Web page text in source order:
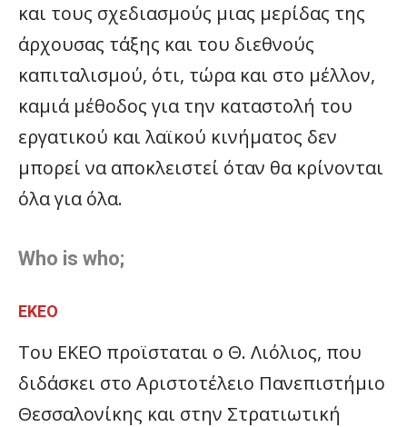
και τους σχεδιασμούς μιας μερίδας της
άρχουσας τάξης και του διεθνούς
καπιταλισμού, ότι, τώρα και στο μέλλον,
καμιά μέθοδος για την καταστολή του
εργατικού και λαϊκού κινήματος δεν
μπορεί να αποκλειστεί όταν θα κρίνονται
όλα για όλα.
Who is who;
ΕΚΕΟ
Tου ΕΚΕΟ προϊσταται ο Θ. Λιόλιος, που
διδάσκει στο Αριστοτέλειο Πανεπιστήμιο
Θεσσαλονίκης και στην Στρατιωτική